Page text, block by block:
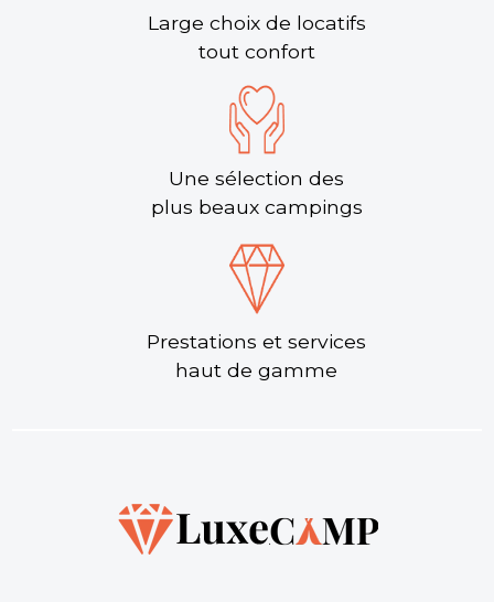
Large choix de locatifs
tout confort
Une sélection des
plus beaux campings
Prestations et services
haut de gamme